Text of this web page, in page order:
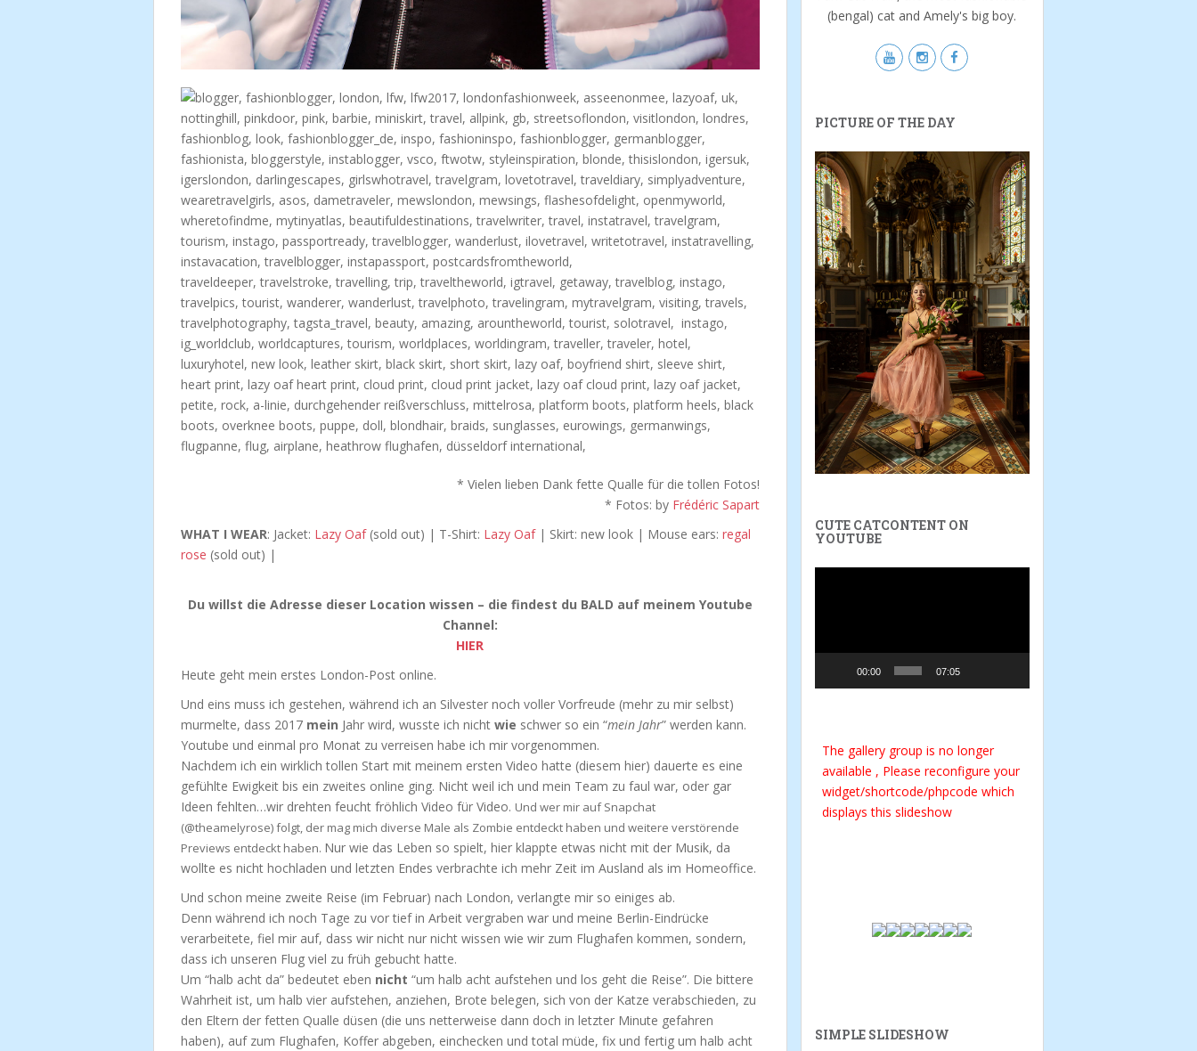
* Vielen lieben Dank fette Qualle für die tollen Fotos!
* Fotos: by Frédéric Sapart
WHAT I WEAR: Jacket: Lazy Oaf (sold out) | T-Shirt: Lazy Oaf | Skirt: new look | Mouse ears: regal
rose (sold out) |
Du willst die Adresse dieser Location wissen – die findest du BALD auf meinem Youtube
Channel:
HIER
Heute geht mein erstes London-Post online.
Und eins muss ich gestehen, während ich an Silvester noch voller Vorfreude (mehr zu mir selbst)
murmelte, dass 2017 mein Jahr wird, wusste ich nicht wie schwer so ein “mein Jahr” werden kann.
Youtube und einmal pro Monat zu verreisen habe ich mir vorgenommen.
Nachdem ich ein wirklich tollen Start mit meinem ersten Video hatte (diesem hier) dauerte es eine
gefühlte Ewigkeit bis ein zweites online ging. Nicht weil ich und mein Team zu faul war, oder gar
Ideen fehlten…wir drehten feucht fröhlich Video für Video. Und wer mir auf Snapchat
(@theamelyrose) folgt, der mag mich diverse Male als Zombie entdeckt haben und weitere verstörende
Previews entdeckt haben. Nur wie das Leben so spielt, hier klappte etwas nicht mit der Musik, da
wollte es nicht hochladen und letzten Endes verbrachte ich mehr Zeit im Ausland als im Homeoffice.
Und schon meine zweite Reise (im Februar) nach London, verlangte mir so einiges ab.
Denn während ich noch Tage zu vor tief in Arbeit vergraben war und meine Berlin-Eindrücke
verarbeitete, fiel mir auf, dass wir nicht nur nicht wissen wie wir zum Flughafen kommen, sondern,
dass ich unseren Flug viel zu früh gebucht hatte.
Um “halb acht da” bedeutet eben nicht “um halb acht aufstehen und los geht die Reise”. Die bittere
Wahrheit ist, um halb vier aufstehen, anziehen, Brote belegen, sich von der Katze verabschieden, zu
den Eltern der fetten Qualle düsen (die uns netterweise dann doch in letzter Minute gefahren
haben), auf zum Flughafen, Koffer abgeben, einchecken und total müde, fix und fertig um halb acht
(bengal) cat and Amely's big boy.
PICTURE OF THE DAY
CUTE CATCONTENT ON
YOUTUBE
00:00 07:05
The gallery group is no longer
available , Please reconfigure your
widget/shortcode/phpcode which
displays this slideshow
SIMPLE SLIDESHOW